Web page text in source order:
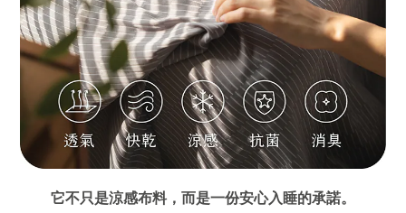
它不只是涼感布料，而是一份安心入睡的承諾。